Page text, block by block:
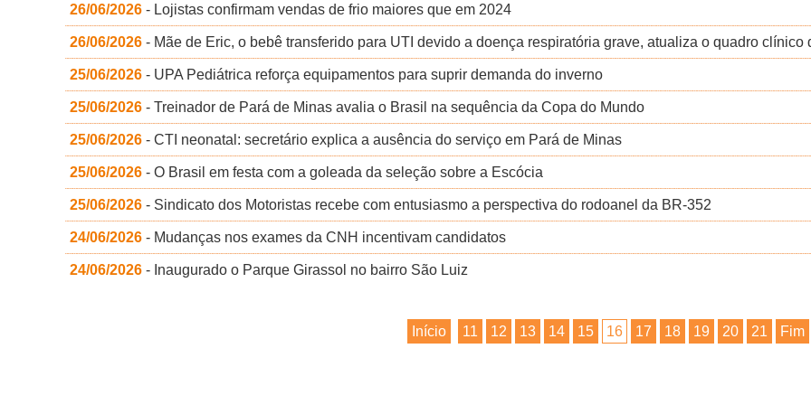
26/06/2026 - Lojistas confirmam vendas de frio maiores que em 2024
26/06/2026 - Mãe de Eric, o bebê transferido para UTI devido a doença respiratória grave, atualiza o quadro clínico
25/06/2026 - UPA Pediátrica reforça equipamentos para suprir demanda do inverno
25/06/2026 - Treinador de Pará de Minas avalia o Brasil na sequência da Copa do Mundo
25/06/2026 - CTI neonatal: secretário explica a ausência do serviço em Pará de Minas
25/06/2026 - O Brasil em festa com a goleada da seleção sobre a Escócia
25/06/2026 - Sindicato dos Motoristas recebe com entusiasmo a perspectiva do rodoanel da BR-352
24/06/2026 - Mudanças nos exames da CNH incentivam candidatos
24/06/2026 - Inaugurado o Parque Girassol no bairro São Luiz
Início 11 12 13 14 15 16 17 18 19 20 21 Fim